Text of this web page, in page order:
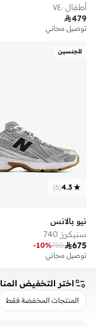
أطفال ٧٤٠
479
توصيل مجاني
للجنسين
4.3
(
6
)
نيو بالانس
سنيكرز 740
675
750
-10%
توصيل مجاني
اختر التخفيض
المنتجات المخفضة فقط